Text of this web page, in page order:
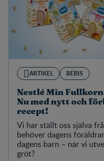
ARTIKEL BEBIS
Nestlé Min
Nu med nytt och
recept!
Vi har ställt oss själva
behöver dagens
dagens barn – när vi
gröt?